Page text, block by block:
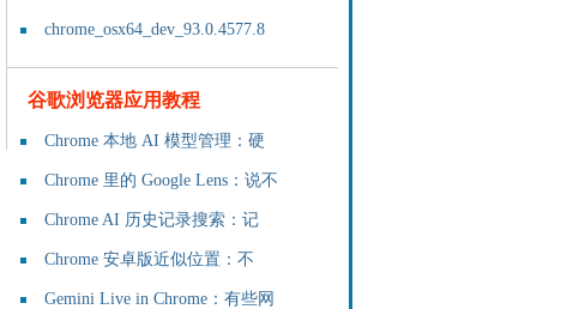
chrome_osx64_dev_93.0.4577.8
谷歌浏览器应用教程
Chrome 本地 AI 模型管理：硬
Chrome 里的 Google Lens：说不
Chrome AI 历史记录搜索：记
Chrome 安卓版近似位置：不
Gemini Live in Chrome：有些网